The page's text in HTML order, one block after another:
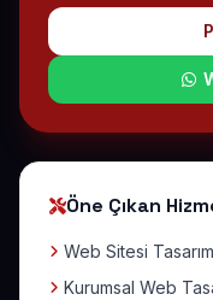
Öne Çıkan
Web Sitesi
Kurumsal Web